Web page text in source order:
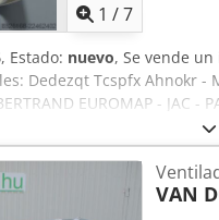
1 /7
, Estado: nuevo, Se vende
Dedezqt Tcspfx Ahnokr -
EUROMAP - JAC -
unitarios y al por mayor.
- Banda trasera -
VAN